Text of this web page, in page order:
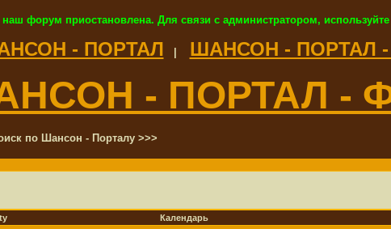
форум приостановлена. Для связи с администратором,
- ПОРТАЛ ШАНСОН - ПОРТАЛ -
- ПОРТАЛ -
по Шансон - Порталу >>>
Календарь